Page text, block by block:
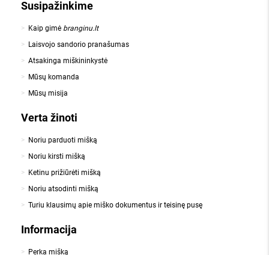
Susipažinkime
Kaip gimė branginu.lt
Laisvojo sandorio pranašumas
Atsakinga miškininkystė
Mūsų komanda
Mūsų misija
Verta žinoti
Noriu parduoti mišką
Noriu kirsti mišką
Ketinu prižiūrėti mišką
Noriu atsodinti mišką
Turiu klausimų apie miško dokumentus ir teisinę pusę
Informacija
Perka mišką